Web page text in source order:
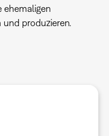
ehemaligen
produzieren.